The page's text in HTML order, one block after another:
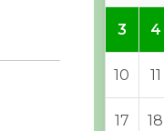
3 4
10 11
17 18